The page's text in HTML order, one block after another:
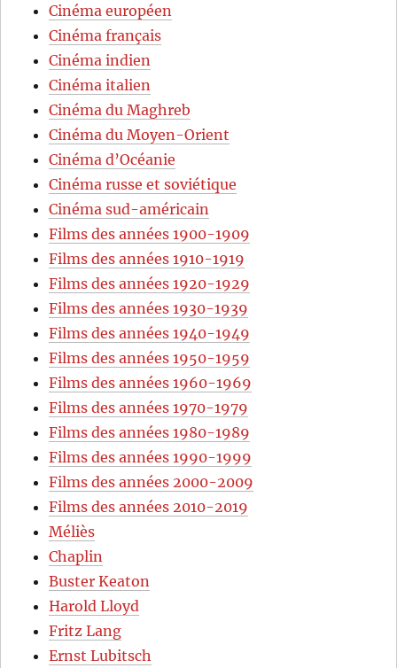
Cinéma européen
Cinéma français
Cinéma indien
Cinéma italien
Cinéma du Maghreb
Cinéma du Moyen-Orient
Cinéma d’Océanie
Cinéma russe et soviétique
Cinéma sud-américain
Films des années 1900-1909
Films des années 1910-1919
Films des années 1920-1929
Films des années 1930-1939
Films des années 1940-1949
Films des années 1950-1959
Films des années 1960-1969
Films des années 1970-1979
Films des années 1980-1989
Films des années 1990-1999
Films des années 2000-2009
Films des années 2010-2019
Méliès
Chaplin
Buster Keaton
Harold Lloyd
Fritz Lang
Ernst Lubitsch